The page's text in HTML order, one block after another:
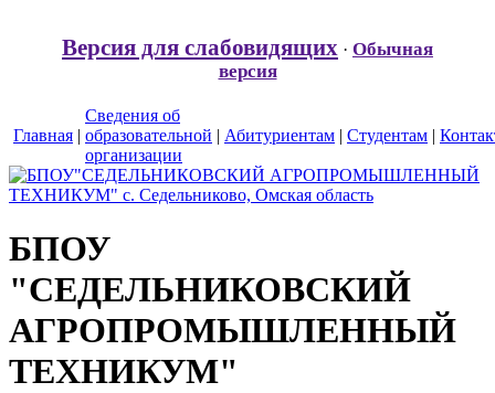
Версия для слабовидящих · Обычная
версия
Главная |
Сведения об
образовательной
организации
| Абитуриентам | Студентам |
БПОУ
"СЕДЕЛЬНИКОВСКИЙ
АГРОПРОМЫШЛЕННЫЙ
ТЕХНИКУМ"